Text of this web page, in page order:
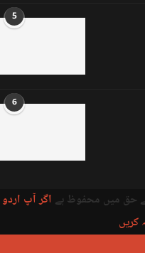
5
6
اگر آپ اردو
کریں